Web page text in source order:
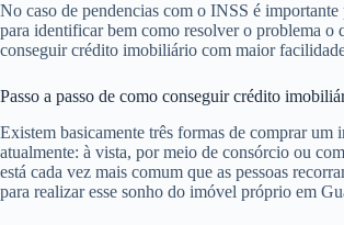
No caso de pendencias com o INSS é
para identificar bem como resolver o problema o
conseguir crédito imobiliário com maior
Passo a passo de como conseguir crédito
Existem basicamente três formas de comprar um
atualmente: à vista, por meio de consórcio ou
está cada vez mais comum que as pessoas
para realizar esse sonho do imóvel próprio em